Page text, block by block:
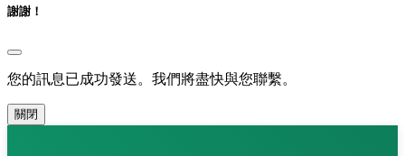
謝謝！
您的訊息已成功發送。我們將盡快與您聯繫。
關閉